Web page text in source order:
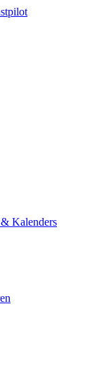
Kalenders